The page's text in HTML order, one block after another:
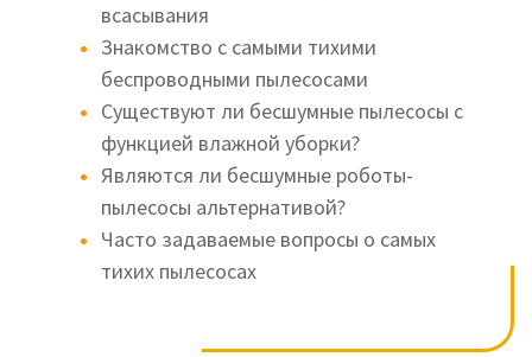
всасывания
Знакомство с самыми тихими
беспроводными пылесосами
Существуют ли бесшумные пылесосы с
функцией влажной уборки?
Являются ли бесшумные роботы-
пылесосы альтернативой?
Часто задаваемые вопросы о самых
тихих пылесосах